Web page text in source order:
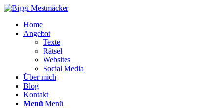
Home
Angebot
Texte
Rätsel
Websites
Social Media
Über mich
Blog
Kontakt
Menü Menü